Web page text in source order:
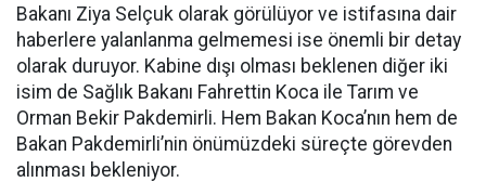
Bakanı Ziya Selçuk olarak görülüyor ve istifasına dair
haberlere yalanlanma gelmemesi ise önemli bir detay
olarak duruyor. Kabine dışı olması beklenen diğer iki
isim de Sağlık Bakanı Fahrettin Koca ile Tarım ve
Orman Bekir Pakdemirli. Hem Bakan Koca’nın hem de
Bakan Pakdemirli’nin önümüzdeki süreçte görevden
alınması bekleniyor.